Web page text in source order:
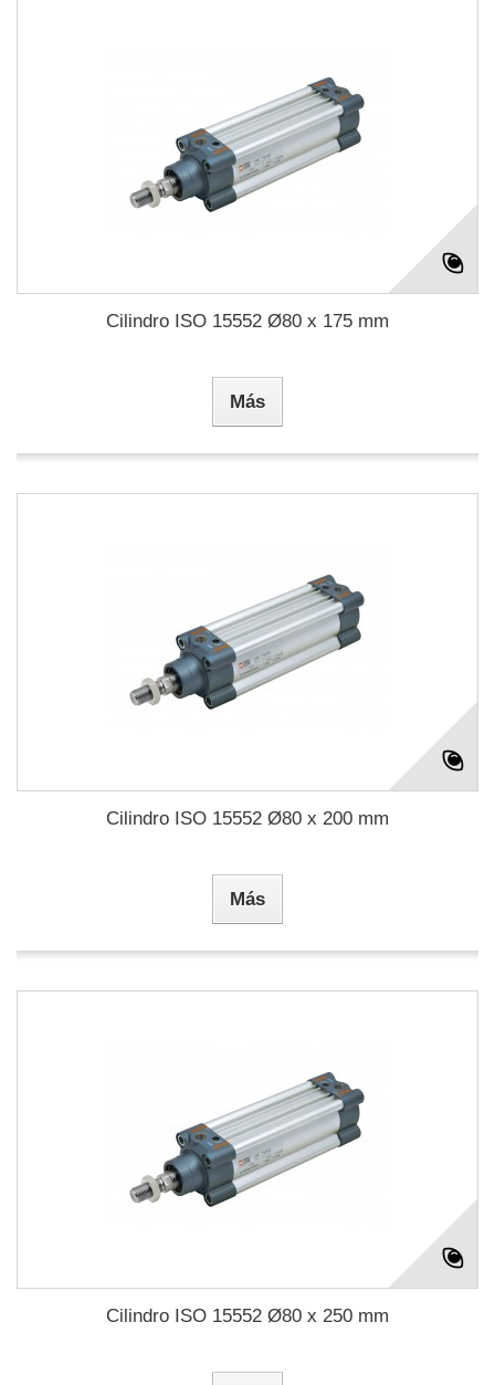
Cilindro ISO 15552 Ø80 x 175 mm
Más
Cilindro ISO 15552 Ø80 x 200 mm
Más
Cilindro ISO 15552 Ø80 x 250 mm